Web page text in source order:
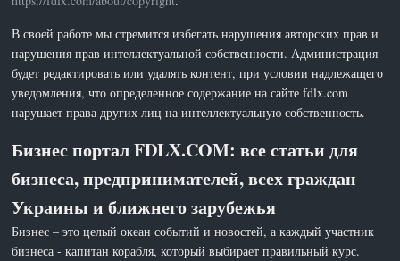
В своей работе мы стремится избегать нарушения авторских прав и
нарушения прав интеллектуальной собственности. Администрация
будет редактировать или удалять контент, при условии надлежащего
уведомления, что определенное содержание на сайте fdlx.com
нарушает права других лиц на интеллектуальную собственность.
Бизнес портал FDLX.COM: все статьи для
бизнеса, предпринимателей, всех граждан
Украины и ближнего зарубежья
Бизнес – это целый океан событий и новостей, а каждый участник
бизнеса - капитан корабля, который выбирает правильный курс.